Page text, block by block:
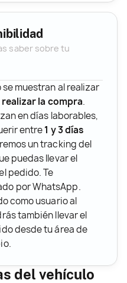
saber sobre tu
muestran al realizar
la compra.
en días laborables,
entre1 y 3 días
un tracking del
puedas llevar el
pedido. Te
por WhatsApp.
como usuario al
también llevar el
desde tu área de
del vehículo